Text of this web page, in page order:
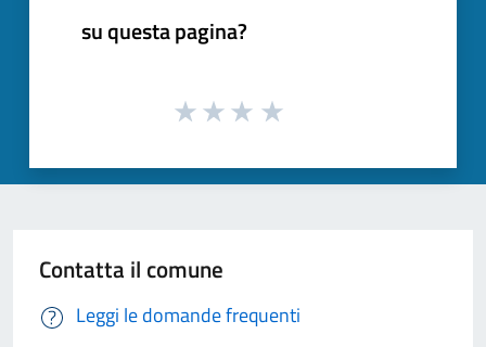
su questa pagina?
Contatta il comune
Leggi le domande frequenti